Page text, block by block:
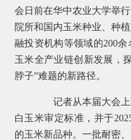
会日前在华中农业大学举
院所和国内玉米种业、种
融投资机构等领域的200
玉米全产业链创新发展，
脖子”难题的新路径。
记者从本届大会上
白玉米审定标准，并于
的玉米新品种。一批耐密